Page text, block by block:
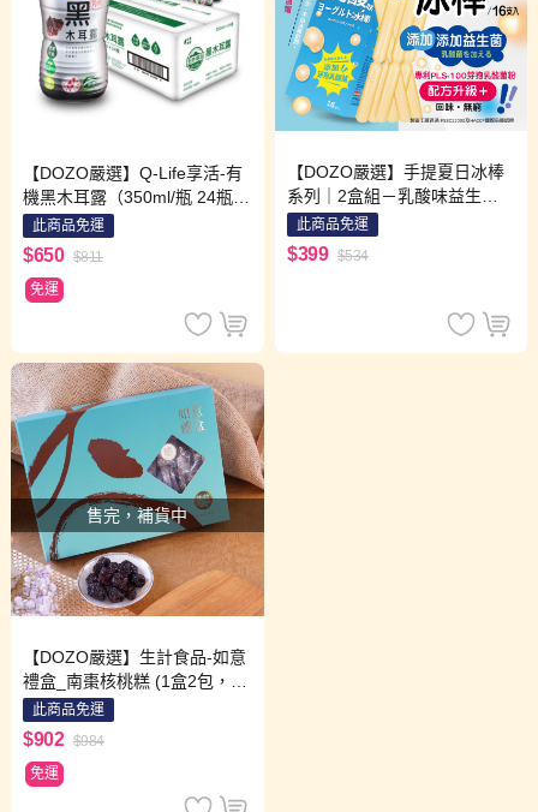
【DOZO嚴選】Q-Life享活-有
機黑木耳露（350ml/瓶 24瓶/
箱）x1箱
此商品免運
$650 $811
免運
【DOZO嚴選】手提夏日冰棒
系列｜2盒組－乳酸味益生菌
冰棒×1盒＋百香果口味冰棒×1
盒（每盒16支）
此商品免運
$399 $534
售完，補貨中
【DOZO嚴選】生計食品-如意
禮盒_南棗核桃糕 (1盒2包，30
0g/包)
此商品免運
$902 $984
免運